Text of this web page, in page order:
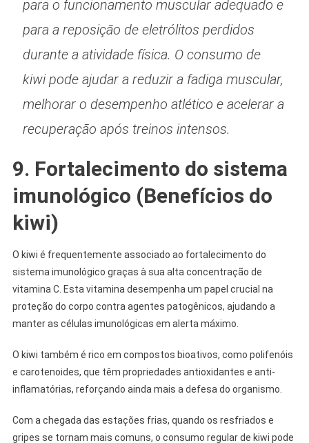
para o funcionamento muscular adequado e
para a reposição de eletrólitos perdidos
durante a atividade física. O consumo de
kiwi pode ajudar a reduzir a fadiga muscular,
melhorar o desempenho atlético e acelerar a
recuperação após treinos intensos.
9. Fortalecimento do sistema
imunológico (Benefícios do
kiwi)
O kiwi é frequentemente associado ao fortalecimento do
sistema imunológico graças à sua alta concentração de
vitamina C. Esta vitamina desempenha um papel crucial na
proteção do corpo contra agentes patogênicos, ajudando a
manter as células imunológicas em alerta máximo.
O kiwi também é rico em compostos bioativos, como polifenóis
e carotenoides, que têm propriedades antioxidantes e anti-
inflamatórias, reforçando ainda mais a defesa do organismo.
Com a chegada das estações frias, quando os resfriados e
gripes se tornam mais comuns, o consumo regular de kiwi pode